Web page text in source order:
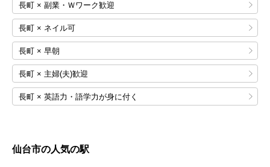
長町 × 副業・Ｗワーク歓迎
長町 × ネイル可
長町 × 早朝
長町 × 主婦(夫)歓迎
長町 × 英語力・語学力が身に付く
仙台市の人気の駅